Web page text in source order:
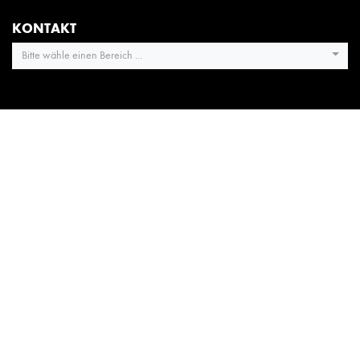
KONTAKT
Bitte wähle einen Bereich ...